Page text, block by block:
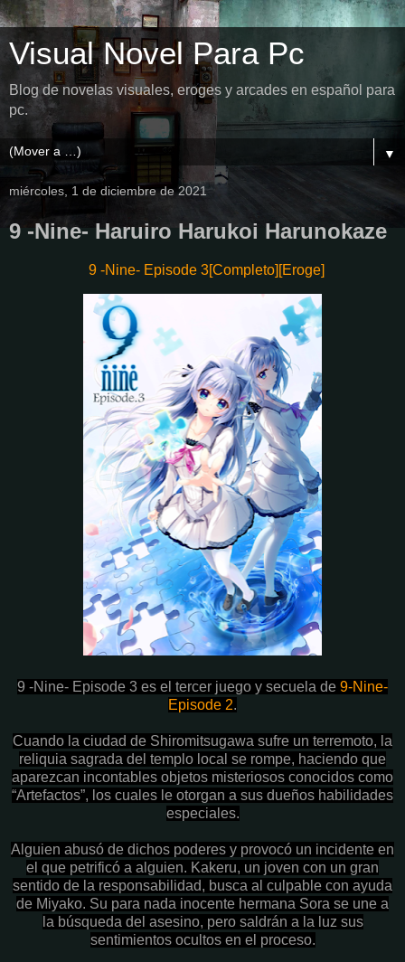
Visual Novel Para Pc
Blog de novelas visuales, eroges y arcades en español para
pc.
▼
miércoles, 1 de diciembre de 2021
9 -Nine- Haruiro Harukoi Harunokaze
9 -Nine- Episode 3[Completo][Eroge]
9 -Nine- Episode 3 es el tercer juego y secuela de 9-Nine-
Episode 2.
Cuando la ciudad de Shiromitsugawa sufre un terremoto, la
reliquia sagrada del templo local se rompe, haciendo que
aparezcan incontables objetos misteriosos conocidos como
“Artefactos”, los cuales le otorgan a sus dueños habilidades
especiales.
Alguien abusó de dichos poderes y provocó un incidente en
el que petrificó a alguien. Kakeru, un joven con un gran
sentido de la responsabilidad, busca al culpable con ayuda
de Miyako. Su para nada inocente hermana Sora se une a
la búsqueda del asesino, pero saldrán a la luz sus
sentimientos ocultos en el proceso.